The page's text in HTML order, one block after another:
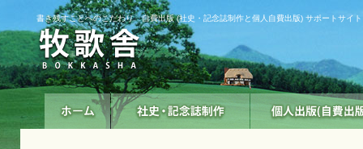
書き残すことへのこだわり 自費出版 (社史・記念誌制作と個人自費出版) サポートサイト